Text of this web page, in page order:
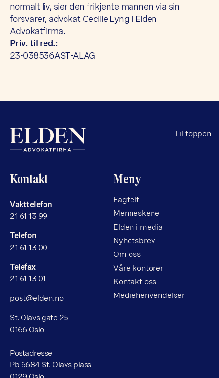
normalt liv, sier den frikjente mannen via sin
forsvarer, advokat Cecilie Lyng i Elden
Advokatfirma.
Priv. til red.:
23-038536AST-ALAG
Til toppen
Kontakt
Vakttelefon
21 61 13 99
Telefon
21 61 13 00
Telefax
21 61 13 01
post@elden.no
St. Olavs gate 25
0166 Oslo
Postadresse
Pb 6684 St. Olavs plass
Meny
Fagfelt
Menneskene
Elden i media
Nyhetsbrev
Om oss
Våre kontorer
Kontakt oss
Mediehenvendelser